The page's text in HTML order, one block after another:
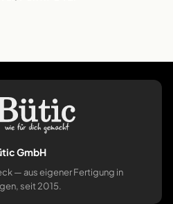
GmbH
— aus eigener Fertigung in
seit 2015.